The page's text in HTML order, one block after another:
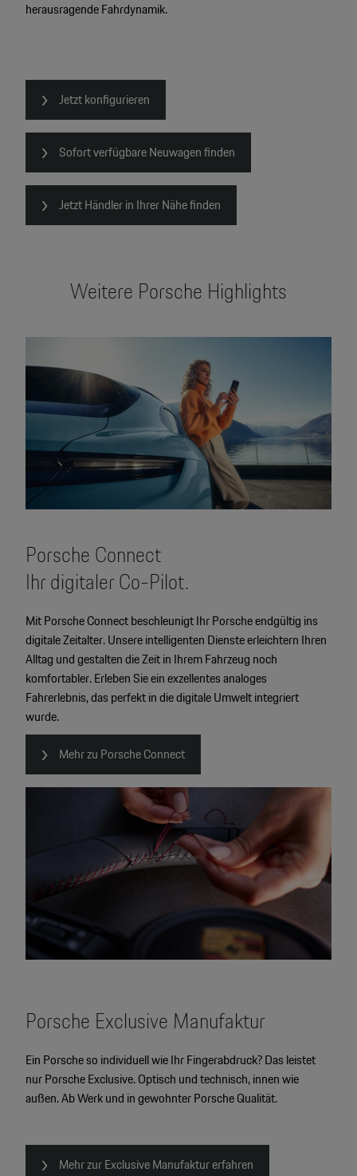
herausragende Fahrdynamik.
Jetzt konfigurieren
Sofort verfügbare Neuwagen finden
Jetzt Händler in Ihrer Nähe finden
Weitere Porsche Highlights
Porsche Connect
Ihr digitaler Co-Pilot.
Mit Porsche Connect beschleunigt Ihr Porsche endgültig ins
digitale Zeitalter. Unsere intelligenten Dienste erleichtern Ihren
Alltag und gestalten die Zeit in Ihrem Fahrzeug noch
komfortabler. Erleben Sie ein exzellentes analoges
Fahrerlebnis, das perfekt in die digitale Umwelt integriert
wurde.
Mehr zu Porsche Connect
Porsche Exclusive Manufaktur
Ein Porsche so individuell wie Ihr Fingerabdruck? Das leistet
nur Porsche Exclusive. Optisch und technisch, innen wie
außen. Ab Werk und in gewohnter Porsche Qualität.
Mehr zur Exclusive Manufaktur erfahren